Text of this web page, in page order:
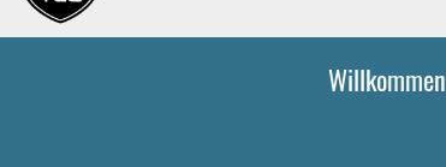
Willkommen